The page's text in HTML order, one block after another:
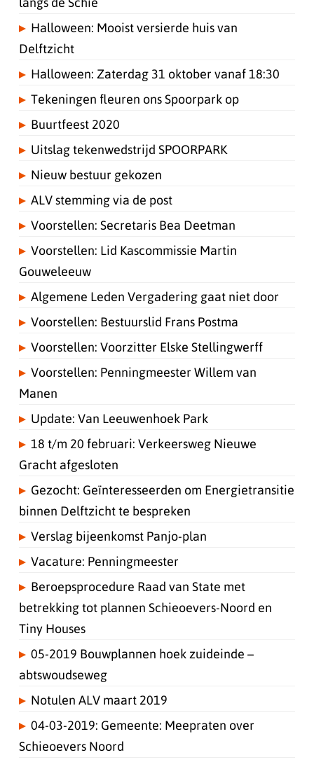
Halloween: Mooist versierde huis van
Delftzicht
Halloween: Zaterdag 31 oktober vanaf 18:30
Tekeningen fleuren ons Spoorpark op
Buurtfeest 2020
Uitslag tekenwedstrijd SPOORPARK
Nieuw bestuur gekozen
ALV stemming via de post
Voorstellen: Secretaris Bea Deetman
Voorstellen: Lid Kascommissie Martin
Gouweleeuw
Algemene Leden Vergadering gaat niet door
Voorstellen: Bestuurslid Frans Postma
Voorstellen: Voorzitter Elske Stellingwerff
Voorstellen: Penningmeester Willem van
Manen
Update: Van Leeuwenhoek Park
18 t/m 20 februari: Verkeersweg Nieuwe
Gracht afgesloten
Gezocht: Geïnteresseerden om Energietransitie
binnen Delftzicht te bespreken
Verslag bijeenkomst Panjo-plan
Vacature: Penningmeester
Beroepsprocedure Raad van State met
betrekking tot plannen Schieoevers-Noord en
Tiny Houses
05-2019 Bouwplannen hoek zuideinde –
abtswoudseweg
Notulen ALV maart 2019
04-03-2019: Gemeente: Meepraten over
Schieoevers Noord